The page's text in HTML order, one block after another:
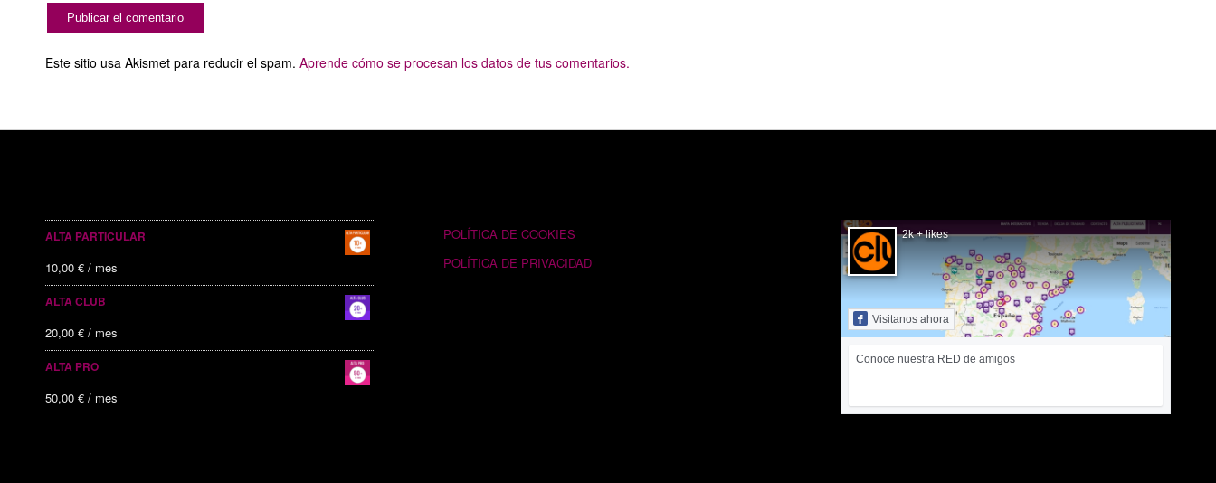
Este sitio usa Akismet para reducir el spam. Aprende cómo se procesan los datos de tus comentarios.
ALTA PARTICULAR
10,00 € / mes
ALTA CLUB
20,00 € / mes
ALTA PRO
50,00 € / mes
POLÍTICA DE COOKIES
POLÍTICA DE PRIVACIDAD
2k + likes
Visitanos ahora
Conoce nuestra RED de amigos